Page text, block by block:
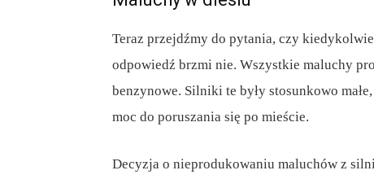
Teraz przejdźmy do pytania, czy
odpowiedź brzmi nie. Wszystkie maluchy
benzynowe. Silniki te były stosunkowo
moc do poruszania się po mieście.
Decyzja o nieprodukowaniu maluchów z